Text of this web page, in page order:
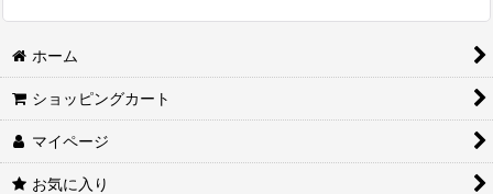
ホーム
ショッピングカート
マイページ
お気に入り